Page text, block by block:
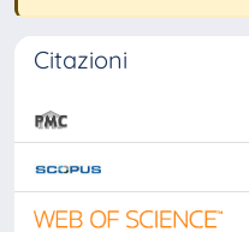
Citazioni